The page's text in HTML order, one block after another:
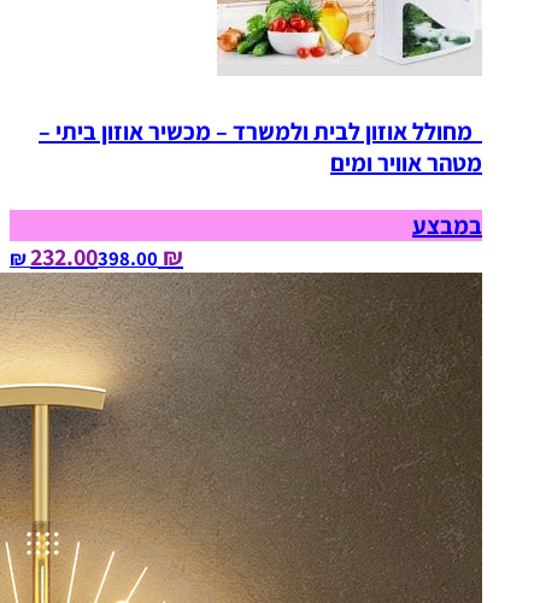
מחולל אוזון לבית ולמשרד – מכשיר אוזון ביתי –
מטהר אוויר ומים
במבצע
₪ 232.00
398.00‏ ₪